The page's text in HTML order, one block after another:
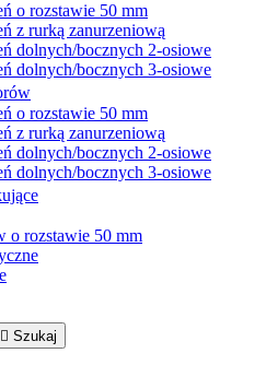
o rozstawie 50 mm
z rurką zanurzeniową
dolnych/bocznych 2-osiowe
dolnych/bocznych 3-osiowe
o rozstawie 50 mm
z rurką zanurzeniową
dolnych/bocznych 2-osiowe
dolnych/bocznych 3-osiowe
o rozstawie 50 mm
 Szukaj